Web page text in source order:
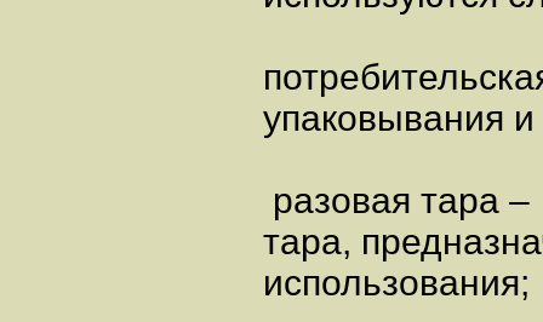
упаковывания
разовая тара –
тара,
использования;